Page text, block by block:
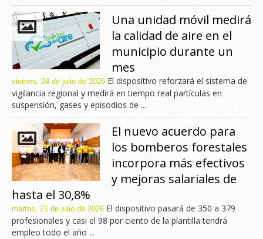
Una unidad móvil medirá
la calidad de aire en el
municipio durante un
mes
viernes, 24 de julio de 2026 El dispositivo reforzará el sistema de
vigilancia regional y medirá en tiempo real partículas en
suspensión, gases y episodios de ...
El nuevo acuerdo para
los bomberos forestales
incorpora más efectivos
y mejoras salariales de
hasta el 30,8%
martes, 21 de julio de 2026 El dispositivo pasará de 350 a 379
profesionales y casi el 98 por ciento de la plantilla tendrá
empleo todo el año ...